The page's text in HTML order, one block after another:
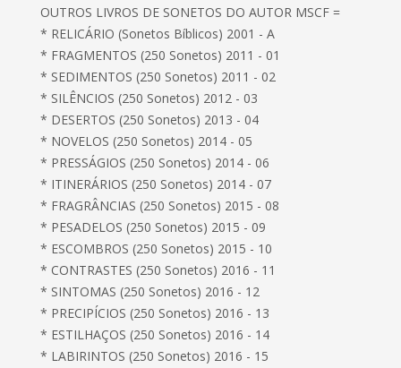
OUTROS LIVROS DE SONETOS DO AUTOR MSCF =
* RELICÁRIO (Sonetos Bíblicos) 2001 - A
* FRAGMENTOS (250 Sonetos) 2011 - 01
* SEDIMENTOS (250 Sonetos) 2011 - 02
* SILÊNCIOS (250 Sonetos) 2012 - 03
* DESERTOS (250 Sonetos) 2013 - 04
* NOVELOS (250 Sonetos) 2014 - 05
* PRESSÁGIOS (250 Sonetos) 2014 - 06
* ITINERÁRIOS (250 Sonetos) 2014 - 07
* FRAGRÂNCIAS (250 Sonetos) 2015 - 08
* PESADELOS (250 Sonetos) 2015 - 09
* ESCOMBROS (250 Sonetos) 2015 - 10
* CONTRASTES (250 Sonetos) 2016 - 11
* SINTOMAS (250 Sonetos) 2016 - 12
* PRECIPÍCIOS (250 Sonetos) 2016 - 13
* ESTILHAÇOS (250 Sonetos) 2016 - 14
* LABIRINTOS (250 Sonetos) 2016 - 15